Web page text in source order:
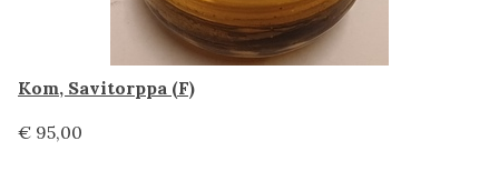
Kom, Savitorppa (F)
€ 95,00